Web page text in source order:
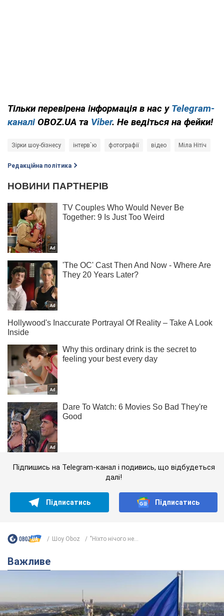
Тільки перевірена інформація в нас у Telegram-
каналі OBOZ.UA та Viber. Не ведіться на фейки!
Зірки шоу-бізнесу інтерв`ю фотографії відео Міла Нітіч
Редакційна політика
Підпишись на Telegram-канал і подивись, що відбудеться
далі!
Підписатись Підписатись
Шоу Oboz "Ніхто нічого не...
Важливе